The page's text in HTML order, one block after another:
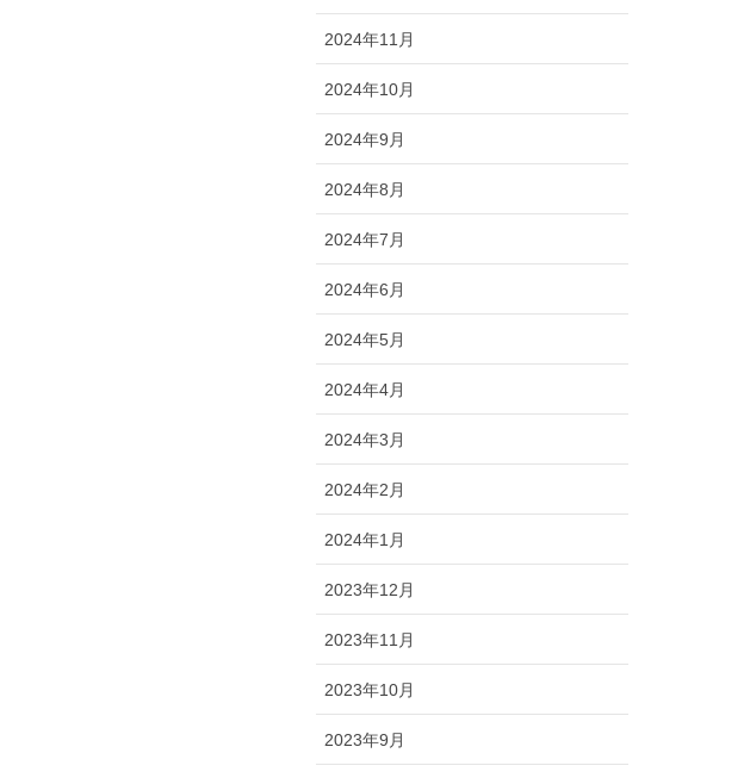
2024年11月
2024年10月
2024年9月
2024年8月
2024年7月
2024年6月
2024年5月
2024年4月
2024年3月
2024年2月
2024年1月
2023年12月
2023年11月
2023年10月
2023年9月